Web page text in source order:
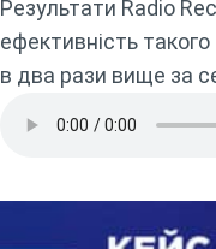
Результати Radio
ефективність
в два рази вище за